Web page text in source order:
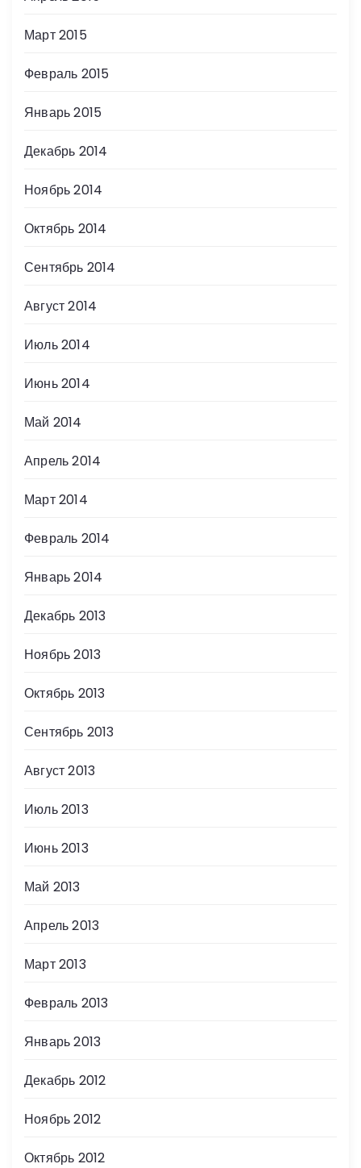
Март 2015
Февраль 2015
Январь 2015
Декабрь 2014
Ноябрь 2014
Октябрь 2014
Сентябрь 2014
Август 2014
Июль 2014
Июнь 2014
Май 2014
Апрель 2014
Март 2014
Февраль 2014
Январь 2014
Декабрь 2013
Ноябрь 2013
Октябрь 2013
Сентябрь 2013
Август 2013
Июль 2013
Июнь 2013
Май 2013
Апрель 2013
Март 2013
Февраль 2013
Январь 2013
Декабрь 2012
Ноябрь 2012
Октябрь 2012